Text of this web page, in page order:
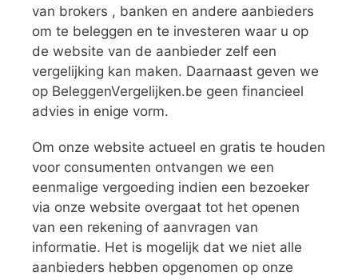
van brokers , banken en andere aanbieders
om te beleggen en te investeren waar u op
de website van de aanbieder zelf een
vergelijking kan maken. Daarnaast geven we
op BeleggenVergelijken.be geen financieel
advies in enige vorm.
Om onze website actueel en gratis te houden
voor consumenten ontvangen we een
eenmalige vergoeding indien een bezoeker
via onze website overgaat tot het openen
van een rekening of aanvragen van
informatie. Het is mogelijk dat we niet alle
aanbieders hebben opgenomen op onze